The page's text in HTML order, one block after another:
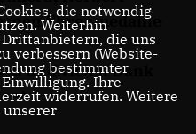
Ehrenmedaille
und vielen Dank
die notwendig
Weiterhin
die uns
verbessern (Website-
bestimmter
Ihre
widerrufen. Weitere